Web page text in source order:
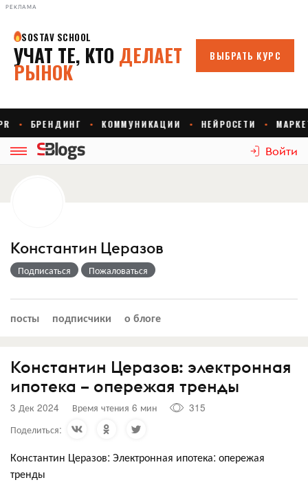
РЕКЛАМА
Войти
Константин Церазов
Подписаться Пожаловаться
посты подписчики о блоге
Константин Церазов: электронная
ипотека – опережая тренды
3 Дек 2024 Время чтения 6 мин
315
Поделиться:
Константин Церазов: Электронная ипотека: опережая
тренды